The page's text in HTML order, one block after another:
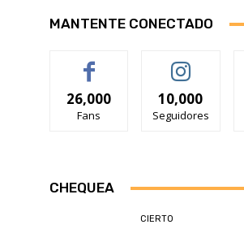
MANTENTE CONECTADO
26,000
Fans
10,000
Seguidores
CHEQUEA
CIERTO